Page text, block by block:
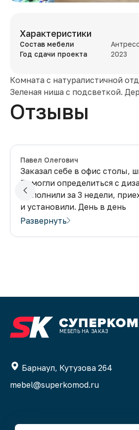
Характеристики
Состав мебели
Год сдачи проекта
2023
Комната с натуралистичной
Зеленая ниша с подсветкой.
Отзывы
Павел Олегович
Заказал себе в офис столы,
Помогли определиться с
выполнили за 3 недели,
и установили. День в день
как и договаривались.
Развернуть
МЕБЕЛЬ НА ЗАКАЗ
Барнаул, Кутузова 264
mebel@superkomod.ru